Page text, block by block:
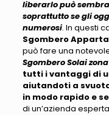
liberarlo può
soprattutto se gli
numerosi. In questi
Sgombero
può fare una
Sgombero Solai
tutti i vantaggi di
aiutandoti a
in modo rapido e
di un’azienda